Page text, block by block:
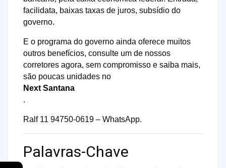
facilidata, baixas taxas de juros, subsídio do
governo.
E o programa do governo ainda oferece muitos
outros benefícios, consulte um de nossos
corretores agora, sem compromisso e saiba mais,
são poucas unidades no
Next Santana
.
Ralf 11 94750-0619 – WhatsApp.
Palavras-Chave